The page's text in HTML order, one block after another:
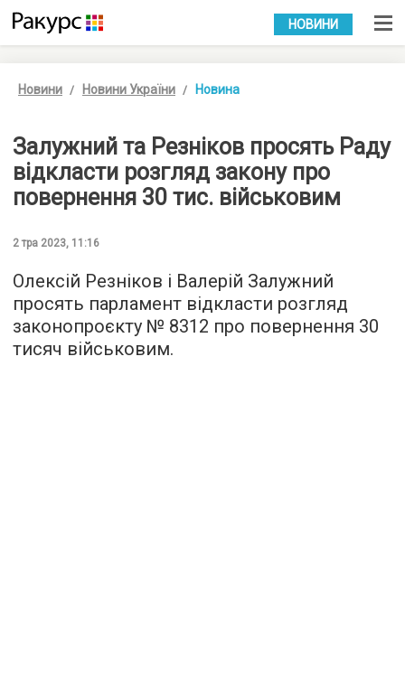
УКР РУС
НОВИНИ
Новини Новини України Новина
Залужний та Резніков просять Раду
відкласти розгляд закону про
повернення 30 тис. військовим
2 тра 2023, 11:16
Олексій Резніков і Валерій Залужний
просять парламент відкласти розгляд
законопроєкту № 8312 про повернення 30
тисяч військовим.